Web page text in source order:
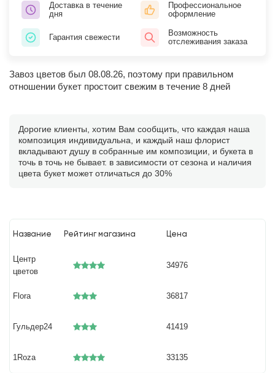
Доставка в течение
дня
Профессиональное
оформление
Гарантия свежести
Возможность
отслеживания заказа
Завоз цветов был 08.08.26, поэтому при правильном
отношении букет простоит свежим в течение 8 дней
Дорогие клиенты, хотим Вам сообщить, что каждая наша
композиция индивидуальна, и каждый наш флорист
вкладывают душу в собранные им композиции, и букета в
точь в точь не бывает. в зависимости от сезона и наличия
цвета букет может отличаться до 30%
Название Рейтинг магазина Цена
Центр
цветов
34976
Flora 36817
Гульдер24 41419
1Roza 33135